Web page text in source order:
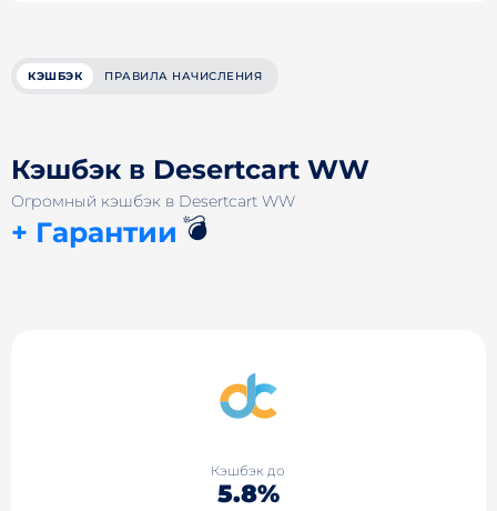
КЭШБЭК ПРАВИЛА НАЧИСЛЕНИЯ
Кэшбэк в Desertcart WW
Огромный кэшбэк в Desertcart WW
+ Гарантии 💣
Кэшбэк до
5.8%